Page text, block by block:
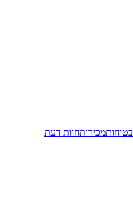
בטיחותמכירותחוות דעת